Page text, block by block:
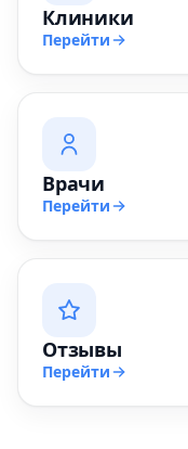
Клиники
Перейти
Врачи
Перейти
Отзывы
Перейти